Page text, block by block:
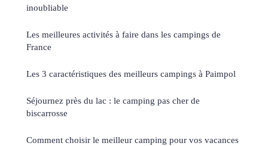
inoubliable
Les meilleures activités à faire dans les campings de
France
Les 3 caractéristiques des meilleurs campings à Paimpol
Séjournez près du lac : le camping pas cher de
biscarrosse
Comment choisir le meilleur camping pour vos vacances